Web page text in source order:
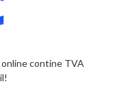
contine TVA